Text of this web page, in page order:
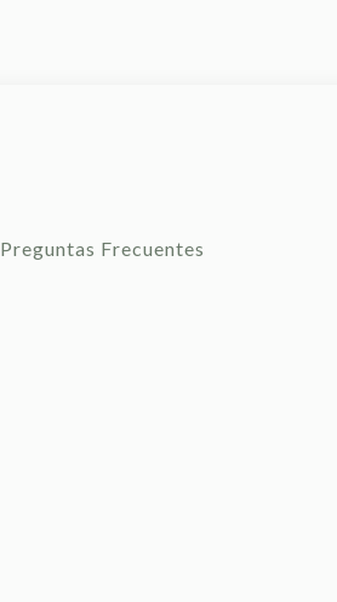
Preguntas Frecuentes